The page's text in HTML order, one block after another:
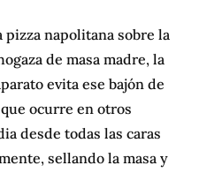
pizza napolitana sobre la
de masa madre, la
evita ese bajón de
ocurre en otros
desde todas las caras
sellando la masa y